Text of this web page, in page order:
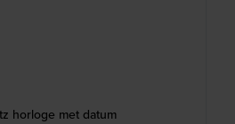
horloge met datum